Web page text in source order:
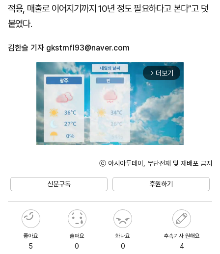
적용, 매출로 이어지기까지 10년 정도 필요하다고 본다"고 덧
붙였다.
김한슬 기자 gkstmfl93@naver.com
arrow_forward_ios 더보기
ⓒ 아시아투데이, 무단전재 및 재배포 금지
신문구독 후원하기
좋아요
5
슬퍼요
0
화나요
0
후속기사 원해요
4